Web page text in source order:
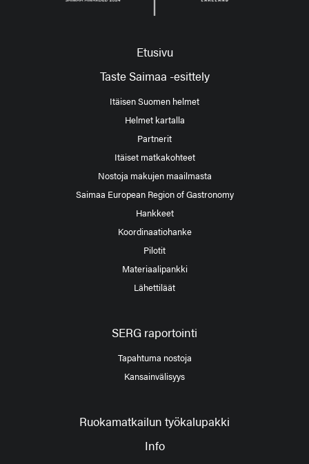
Etusivu
Taste Saimaa -esittely
Itäisen Suomen helmet
Helmet kartalla
Partnerit
Itäiset matkakohteet
Nostoja makujen maailmasta
Saimaa European Region of Gastronomy
Hankkeet
Koordinaatiohanke
Pilotit
Materiaalipankki
Lähettiläät
SERG raportointi
Tapahtuma nostoja
Kansainvälisyys
Ruokamatkailun työkalupakki
Info